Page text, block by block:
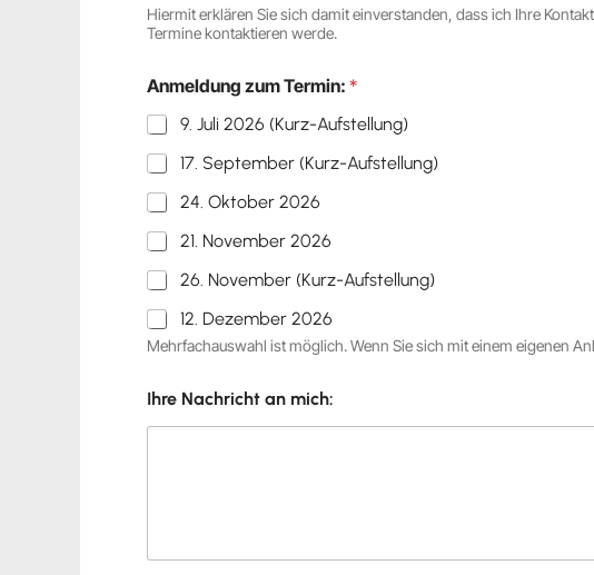
Hiermit erklären Sie sich damit einverstanden, dass ich Ihre
Termine kontaktieren werde.
Anmeldung zum Termin: *
9. Juli 2026 (Kurz-Aufstellung)
17. September (Kurz-Aufstellung)
24. Oktober 2026
21. November 2026
26. November (Kurz-Aufstellung)
12. Dezember 2026
Mehrfachauswahl ist möglich. Wenn Sie sich mit einem eigenen
Ihre Nachricht an mich: